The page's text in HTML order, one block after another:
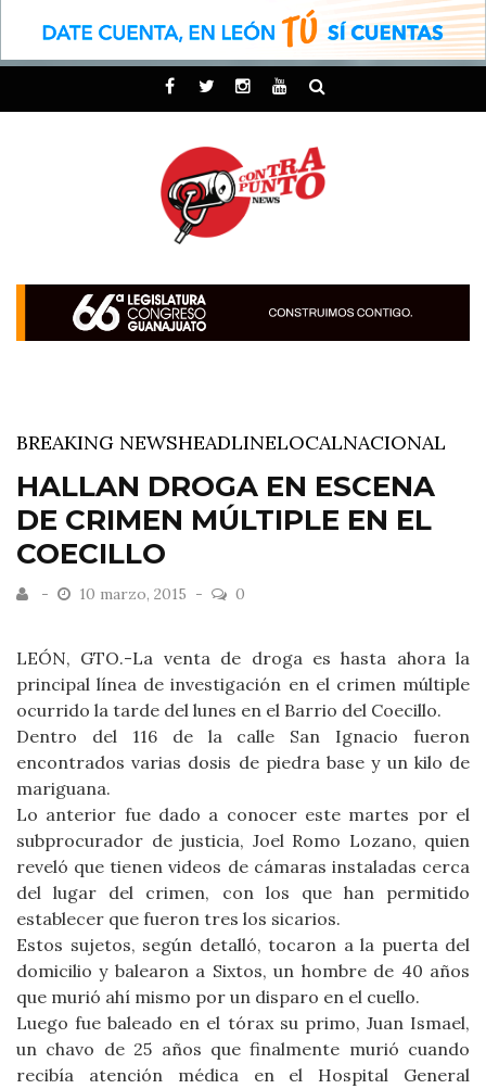
BREAKING NEWSHEADLINELOCALNACIONAL
HALLAN DROGA EN ESCENA
DE CRIMEN MÚLTIPLE EN EL
COECILLO
10 marzo, 2015 0
LEÓN, GTO.-La venta de droga es hasta ahora la
principal línea de investigación en el crimen múltiple
ocurrido la tarde del lunes en el Barrio del Coecillo.
Dentro del 116 de la calle San Ignacio fueron
encontrados varias dosis de piedra base y un kilo de
mariguana.
Lo anterior fue dado a conocer este martes por el
subprocurador de justicia, Joel Romo Lozano, quien
reveló que tienen videos de cámaras instaladas cerca
del lugar del crimen, con los que han permitido
establecer que fueron tres los sicarios.
Estos sujetos, según detalló, tocaron a la puerta del
domicilio y balearon a Sixtos, un hombre de 40 años
que murió ahí mismo por un disparo en el cuello.
Luego fue baleado en el tórax su primo, Juan Ismael,
un chavo de 25 años que finalmente murió cuando
recibía atención médica en el Hospital General